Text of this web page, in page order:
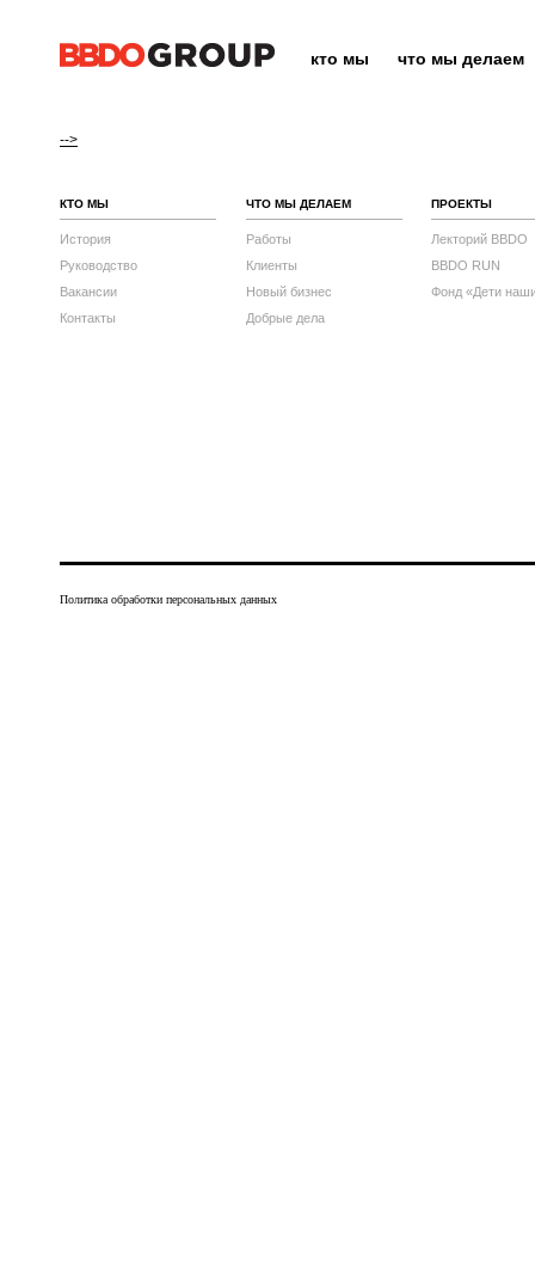
кто мы что мы делаем
-->
КТО МЫ
История
Руководство
Вакансии
Контакты
ЧТО МЫ ДЕЛАЕМ
Работы
Клиенты
Новый бизнес
Добрые дела
ПРОЕКТЫ
Лекторий BBDO
BBDO RUN
Фонд «Дети
Политика обработки персональных данных